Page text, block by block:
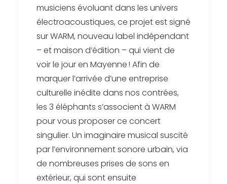
musiciens évoluant dans les univers
électroacoustiques, ce projet est signé
sur WARM, nouveau label indépendant
– et maison d’édition – qui vient de
voir le jour en Mayenne ! Afin de
marquer l’arrivée d’une entreprise
culturelle inédite dans nos contrées,
les 3 éléphants s’associent à WARM
pour vous proposer ce concert
singulier. Un imaginaire musical suscité
par l’environnement sonore urbain, via
de nombreuses prises de sons en
extérieur, qui sont ensuite